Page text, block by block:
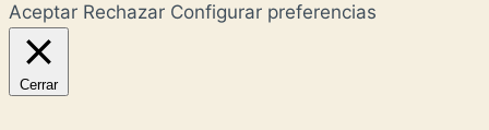
Aceptar Rechazar Configurar preferencias
Cerrar